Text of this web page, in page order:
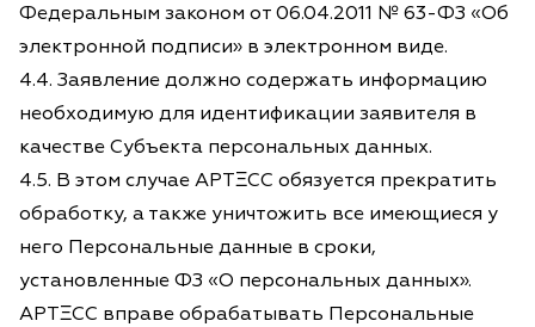
Федеральным законом от 06.04.2011 № 63-ФЗ «Об
электронной подписи» в электронном виде.
4.4. Заявление должно содержать информацию
необходимую для идентификации заявителя в
качестве Субъекта персональных данных.
4.5. В этом случае АРТΞСС обязуется прекратить
обработку, а также уничтожить все имеющиеся у
него Персональные данные в сроки,
установленные ФЗ «О персональных данных».
АРТΞСС вправе обрабатывать Персональные